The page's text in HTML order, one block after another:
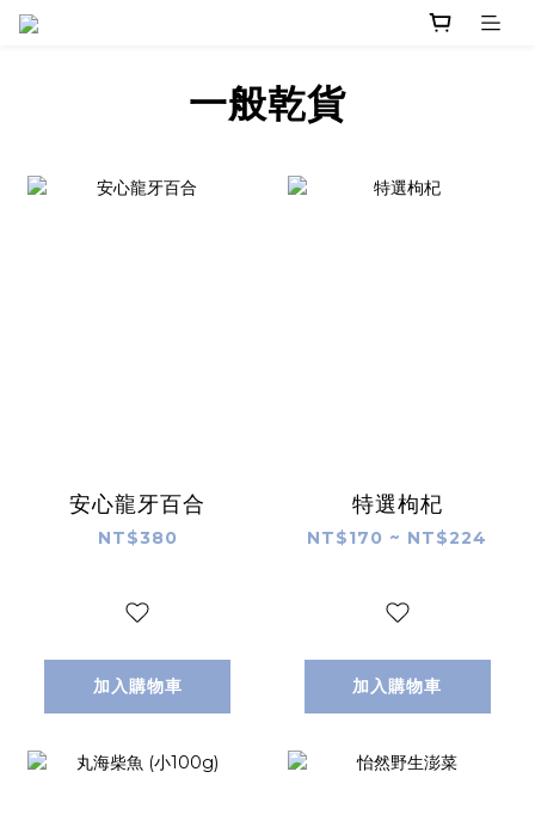
一般乾貨
安心龍牙百合
NT$380
加入購物車
特選枸杞
NT$170 ~ NT$224
加入購物車